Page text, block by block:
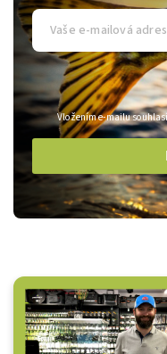
Vložením e-mailu